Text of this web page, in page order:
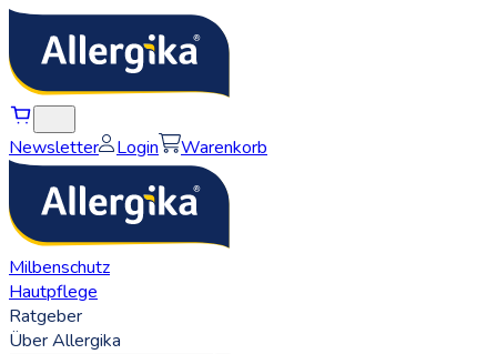
Newsletter Login Warenkorb
Milbenschutz
Hautpflege
Ratgeber
Über Allergika